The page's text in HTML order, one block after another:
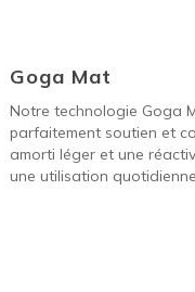
Goga Mat
Notre technologie Goga
parfaitement soutien et
amorti léger et une
une utilisation